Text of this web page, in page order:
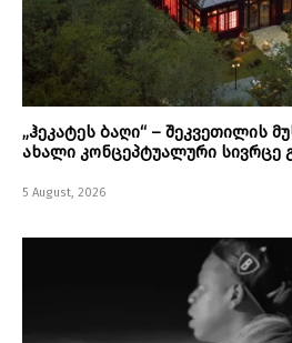
„ჰეკატეს ბაღი“ – შეკვეთილის
ახალი კონცეპტუალური სივრცე
5 August, 2026